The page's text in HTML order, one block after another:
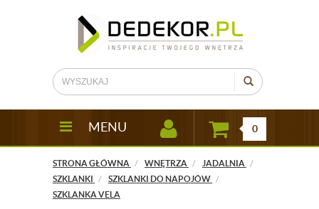
MENU 0
STRONA GŁÓWNA WNĘTRZA
JADALNIA
SZKLANKI
SZKLANKI DO NAPOJÓW
SZKLANKA VELA